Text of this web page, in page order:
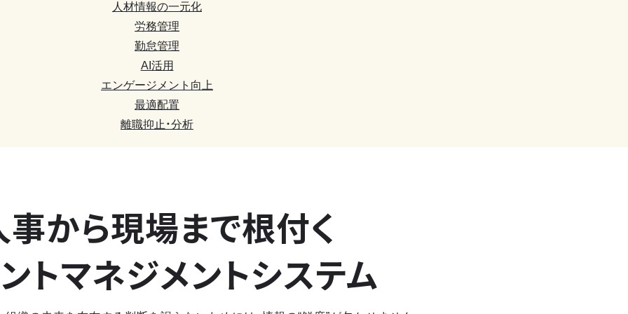
人材情報の一元化
労務管理
勤怠管理
AI活用
エンゲージメント向上
最適配置
離職抑止・分析
事から現場まで根付く
トマネジメントシステム